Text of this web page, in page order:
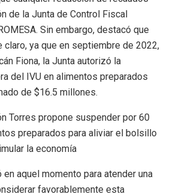
de la Junta de Control Fiscal
Sin embargo, destacó que
ya que en septiembre de 2022,
Fiona, la Junta autorizó la
del IVU en alimentos preparados
de $16.5 millones.
Torres propone suspender por 60
preparados para aliviar el bolsillo
la economía
en aquel momento para atender una
favorablemente esta